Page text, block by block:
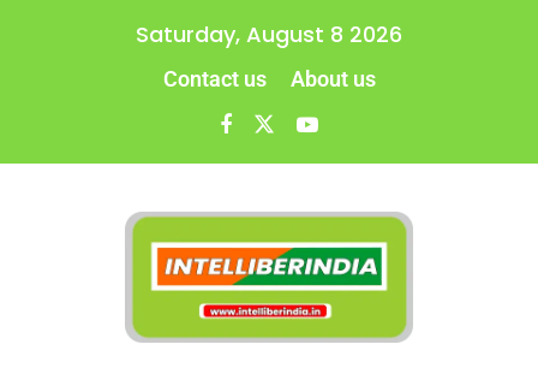
Saturday, August 8 2026
Contact us About us